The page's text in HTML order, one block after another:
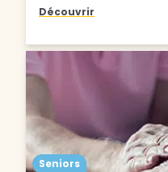
Découvrir
Seniors